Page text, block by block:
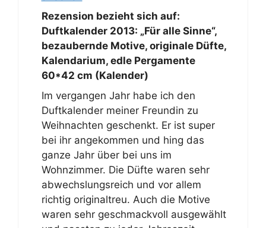
Rezension bezieht sich auf:
Duftkalender 2013: „Für alle Sinne“,
bezaubernde Motive, originale Düfte,
Kalendarium, edle Pergamente
60*42 cm (Kalender)
Im vergangen Jahr habe ich den
Duftkalender meiner Freundin zu
Weihnachten geschenkt. Er ist super
bei ihr angekommen und hing das
ganze Jahr über bei uns im
Wohnzimmer. Die Düfte waren sehr
abwechslungsreich und vor allem
richtig originaltreu. Auch die Motive
waren sehr geschmackvoll ausgewählt